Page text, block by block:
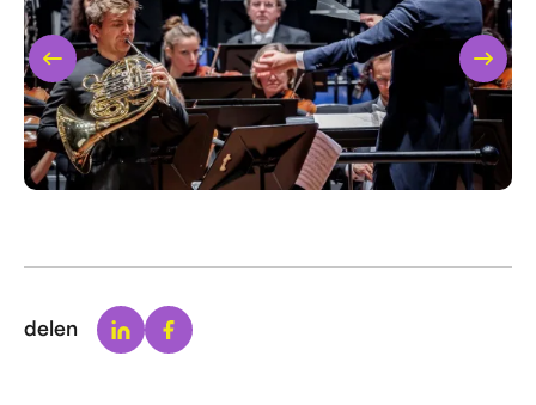
Vorige
delen LinkedinFacebook